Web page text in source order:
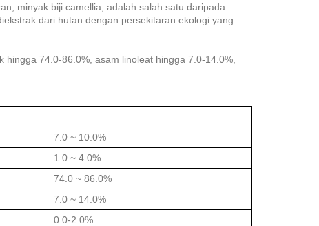
minyak biji camellia, adalah salah satu daripada
dari hutan dengan persekitaran ekologi yang
74.0-86.0%, asam linoleat hingga 7.0-14.0%,
7.0 ~ 10.0%
1.0 ~ 4.0%
74.0 ~ 86.0%
7.0 ~ 14.0%
0.0-2.0%